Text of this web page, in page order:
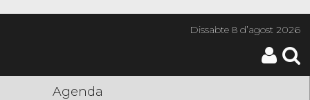
Dissabte8 d’agost 2026
Agenda